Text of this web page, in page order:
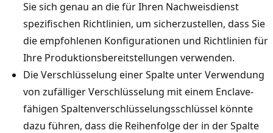
Sie sich genau an die für Ihren Nachweisdienst
spezifischen Richtlinien, um sicherzustellen, dass Sie
die empfohlenen Konfigurationen und Richtlinien für
Ihre Produktionsbereitstellungen verwenden.
Die Verschlüsselung einer Spalte unter Verwendung
von zufälliger Verschlüsselung mit einem Enclave-
fähigen Spaltenverschlüsselungsschlüssel könnte
dazu führen, dass die Reihenfolge der in der Spalte